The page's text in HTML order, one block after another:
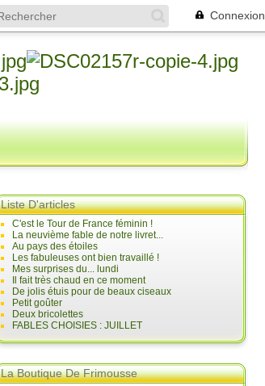
Connexion
Liste D'articles
C'est le Tour de France féminin !
La neuvième fable de notre livret...
Au pays des étoiles
Les fabuleuses ont bien travaillé !
Mes surprises du... lundi
Il fait très chaud en ce moment
De jolis étuis pour de beaux ciseaux
Petit goûter
Deux bricolettes
FABLES CHOISIES : JUILLET
La Boutique De Frimousse